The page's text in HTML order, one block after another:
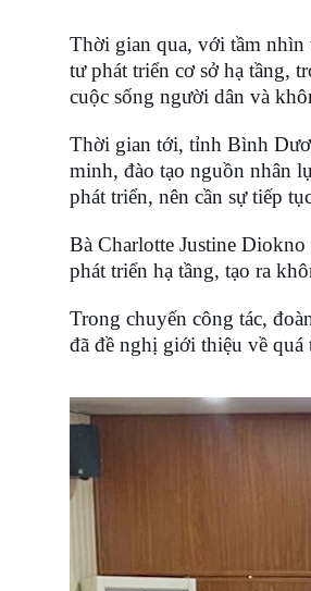
Thời gian qua, với tầm nhìn
tư phát triển cơ sở hạ tầng,
cuộc sống người dân và
Thời gian tới, tỉnh Bình
minh, đào tạo nguồn nhân
phát triển, nên cần sự tiếp
Bà Charlotte Justine
phát triển hạ tầng, tạo ra
Trong chuyến công tác,
đã đề nghị giới thiệu về